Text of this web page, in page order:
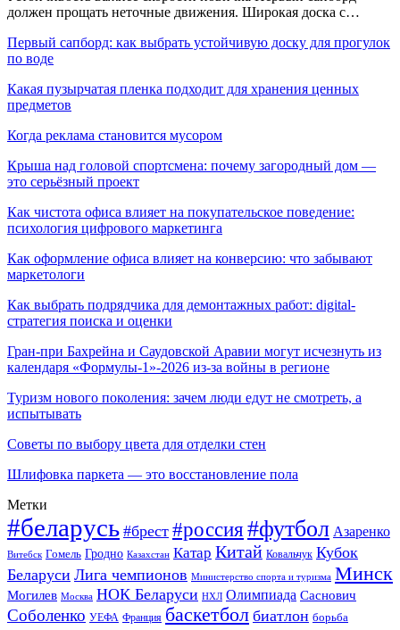
должен прощать неточные движения. Широкая доска с…
Первый сапборд: как выбрать устойчивую доску для прогулок
по воде
Какая пузырчатая пленка подходит для хранения ценных
предметов
Когда реклама становится мусором
Крыша над головой спортсмена: почему загородный дом —
это серьёзный проект
Как чистота офиса влияет на покупательское поведение:
психология цифрового маркетинга
Как оформление офиса влияет на конверсию: что забывают
маркетологи
Как выбрать подрядчика для демонтажных работ: digital-
стратегия поиска и оценки
Гран-при Бахрейна и Саудовской Аравии могут исчезнуть из
календаря «Формулы-1»-2026 из-за войны в регионе
Туризм нового поколения: зачем люди едут не смотреть, а
испытывать
Советы по выбору цвета для отделки стен
Шлифовка паркета — это восстановление пола
Метки
#беларусь #брест #россия#футбол Азаренко
Витебск Гомель Гродно Казахстан Катар Китай Ковальчук Кубок
Беларуси Лига чемпионов Министерство спорта и туризма Минск
Могилев Москва НОК Беларуси НХЛ Олимпиада Саснович
Соболенко УЕФА Франция баскетбол биатлон борьба